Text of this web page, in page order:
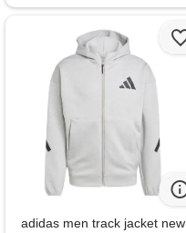
adidas men track jacket new